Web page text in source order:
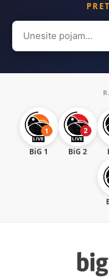
Search
for:
BiG 1 BiG 2